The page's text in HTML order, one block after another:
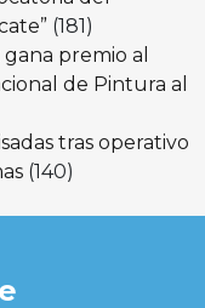
(181)
premio al
de Pintura al
tras operativo
(140)